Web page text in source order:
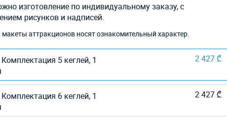
изготовление по индивидуальному заказу, с
рисунков и надписей.
аттракционов носят ознакомительный характер.
Комплектация 5 кеглей, 1
2 427 ₾
Комплектация 6 кеглей, 1
2 427 ₾